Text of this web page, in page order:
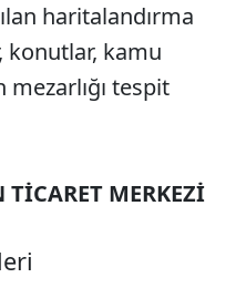
haritalandırma
konutlar, kamu
tespit
TİCARET MERKEZİ